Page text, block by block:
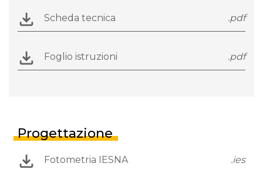
Scheda tecnica .pdf
Foglio istruzioni .pdf
Progettazione
Fotometria IESNA .ies